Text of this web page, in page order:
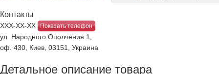
Контакты
ХХХ-ХХ-ХХ Показать телефон
ул. Народного Ополчения 1,
оф. 430, Киев, 03151, Украина
Детальное описание товара